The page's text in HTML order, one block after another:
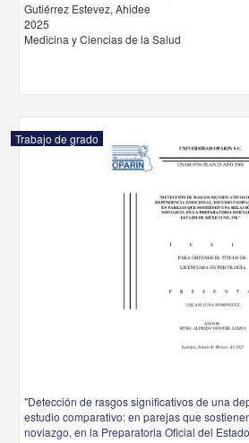
Gutiérrez Estevez, Ahidee
2025
Medicina y Ciencias de la Salud
Trabajo de grado
"Detección de rasgos significativos de una
estudio comparativo: en parejas que
noviazgo, en la Preparatoria Oficial del